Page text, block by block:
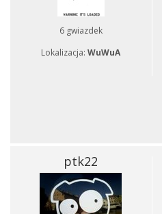
6 gwiazdek
Lokalizacja:WuWuA
ptk22